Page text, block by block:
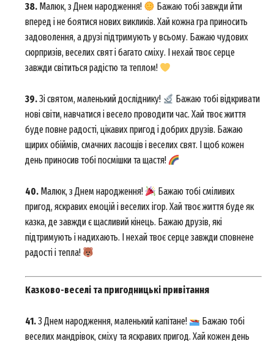
38. Малюк, з Днем народження!
Бажаю тобі завжди йти
вперед і не боятися нових викликів. Хай кожна гра приносить
задоволення, а друзі підтримують у всьому. Бажаю чудових
сюрпризів, веселих свят і багато сміху. І нехай твоє серце
завжди світиться радістю та теплом!
39.Зі святом, маленький досліднику!
Бажаю тобі відкривати
нові світи, навчатися і весело проводити час. Хай твоє життя
буде повне радості, цікавих пригод і добрих друзів. Бажаю
щирих обіймів, смачних ласощів і веселих свят. І щоб кожен
день приносив тобі посмішки та щастя!
40. Малюк, з Днем народження!
Бажаю тобі сміливих
пригод, яскравих емоцій і веселих ігор. Хай твоє життя буде як
казка, де завжди є щасливий кінець. Бажаю друзів, які
підтримують і надихають. І нехай твоє серце завжди сповнене
радості і тепла!
Казково-веселі та пригодницькі привітання
41.З Днем народження, маленький капітане!
Бажаю тобі
веселих мандрівок, сміху та яскравих пригод. Хай кожен день